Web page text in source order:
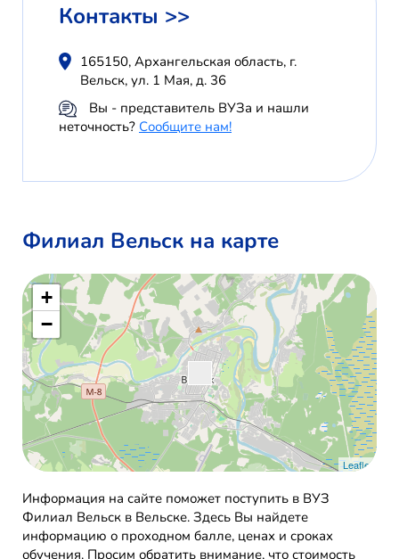
Контакты >>
165150, Архангельская область, г.
Вельск, ул. 1 Мая, д. 36
Вы - представитель ВУЗа и нашли
неточность? Сообщите нам!
Филиал Вельск на карте
+
−
Leaflet
Информация на сайте поможет поступить в ВУЗ
Филиал Вельск в Вельске. Здесь Вы найдете
информацию о проходном балле, ценах и сроках
обучения. Просим обратить внимание, что стоимость